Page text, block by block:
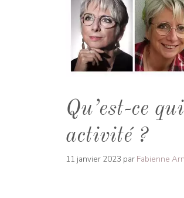
Qu’est-ce
activité ?
11 janvier 2023 par Fabienne